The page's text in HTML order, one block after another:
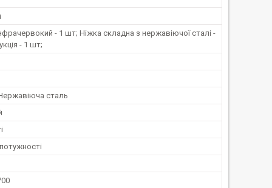
- 1 шт; Ніжка складна з нержавіючої сталі -
- 1 шт;
сталь